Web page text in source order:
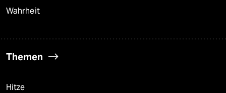
Wahrheit
Themen
Hitze